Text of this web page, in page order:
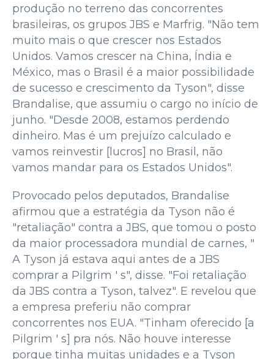
produção no terreno das concorrentes
brasileiras, os grupos JBS e Marfrig. "Não tem
muito mais o que crescer nos Estados
Unidos. Vamos crescer na China, Índia e
México, mas o Brasil é a maior possibilidade
de sucesso e crescimento da Tyson", disse
Brandalise, que assumiu o cargo no início de
junho. "Desde 2008, estamos perdendo
dinheiro. Mas é um prejuízo calculado e
vamos reinvestir [lucros] no Brasil, não
vamos mandar para os Estados Unidos".
Provocado pelos deputados, Brandalise
afirmou que a estratégia da Tyson não é
"retaliação" contra a JBS, que tomou o posto
da maior processadora mundial de carnes, "
A Tyson já estava aqui antes de a JBS
comprar a Pilgrim ' s", disse. "Foi retaliação
da JBS contra a Tyson, talvez". E revelou que
a empresa preferiu não comprar
concorrentes nos EUA. "Tinham oferecido [a
Pilgrim ' s] pra nós. Não houve interesse
porque tinha muitas unidades e a Tyson